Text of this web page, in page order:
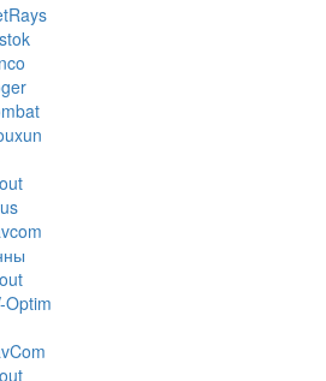
Optim